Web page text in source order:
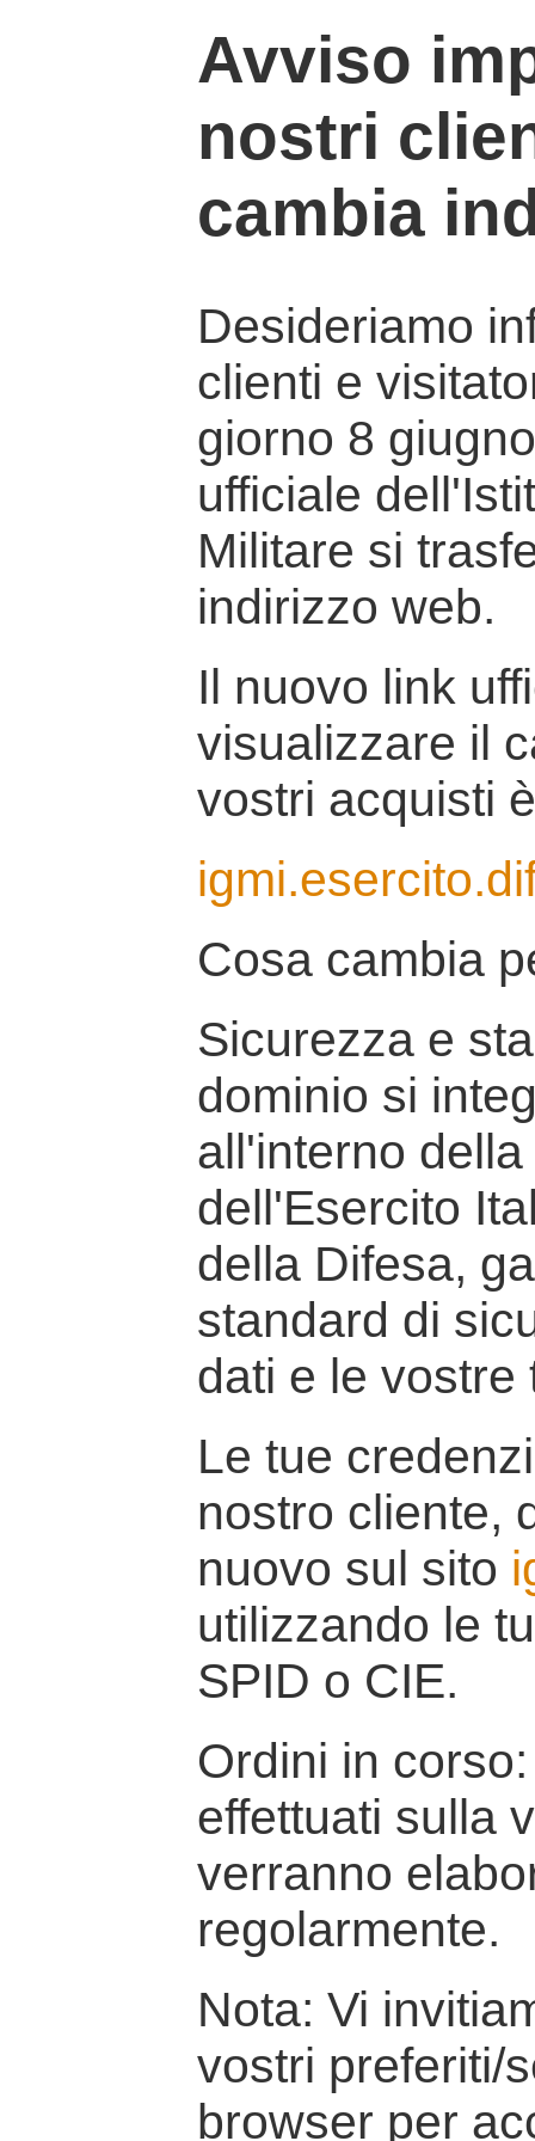
Avviso
nostri
cambia
Desideriamo
clienti e
giorno 8
ufficiale
Militare si
indirizzo web.
Il nuovo link
visualizzare il
vostri acquisti
Cosa cambia
Sicurezza e
dominio si
all'interno
dell'Esercito
della Difesa,
standard di
dati e le vostre
Le tue
nostro cliente,
nuovo sul sito
utilizzando le
SPID o CIE.
Ordini in
effettuati sulla
verranno
regolarmente.
Nota: Vi
vostri preferiti/
browser per